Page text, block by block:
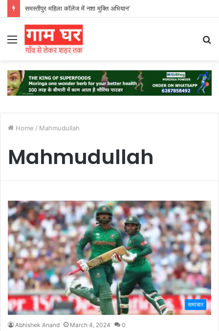
समस्तीपुर महिला कॉलेज में नशा मुक्ति अभियान’
Menu
Home / Mahmudullah
Mahmudullah
समाचार
Abhishek Anand March 4, 2024 0